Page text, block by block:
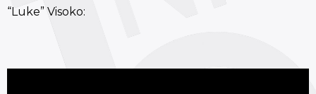
“Luke” Visoko: